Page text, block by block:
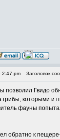
2:47 pm Заголовок
Гвидо
которыми и
фауны
обратно к пещере-